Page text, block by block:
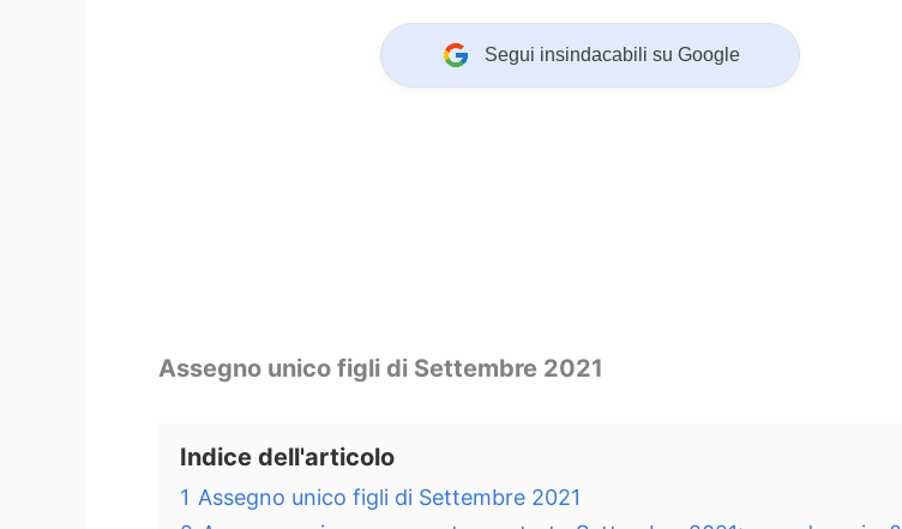
Segui insindacabili su Google
Assegno unico figli di Settembre 2021
Indice dell'articolo
1 Assegno unico figli di Settembre 2021